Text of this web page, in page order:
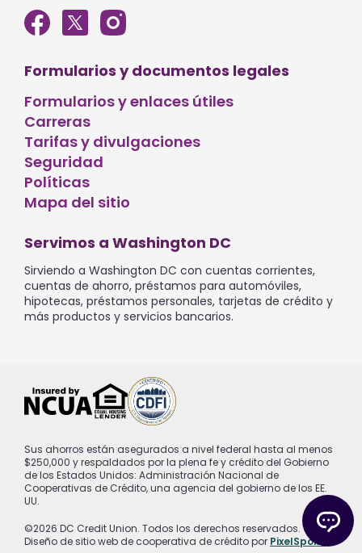
Formularios y documentos legales
Formularios y enlaces útiles
Carreras
Tarifas y divulgaciones
Seguridad
Políticas
Mapa del sitio
Servimos a Washington DC
Sirviendo a Washington DC con cuentas corrientes,
cuentas de ahorro, préstamos para automóviles,
hipotecas, préstamos personales, tarjetas de crédito y
más productos y servicios bancarios.
Sus ahorros están asegurados a nivel federal hasta al menos
$250,000 y respaldados por la plena fe y crédito del Gobierno
de los Estados Unidos: Administración Nacional de
Cooperativas de Crédito, una agencia del gobierno de los EE.
UU.
©2026 DC Credit Union. Todos los derechos reservados.
Diseño de sitio web de cooperativa de crédito por PixelSpoke